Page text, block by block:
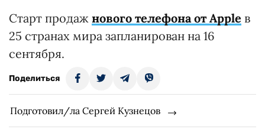
Старт продаж нового телефона от Apple в
25 странах мира запланирован на 16
сентября.
Поделиться
Подготовил/ла Сергей Кузнецов